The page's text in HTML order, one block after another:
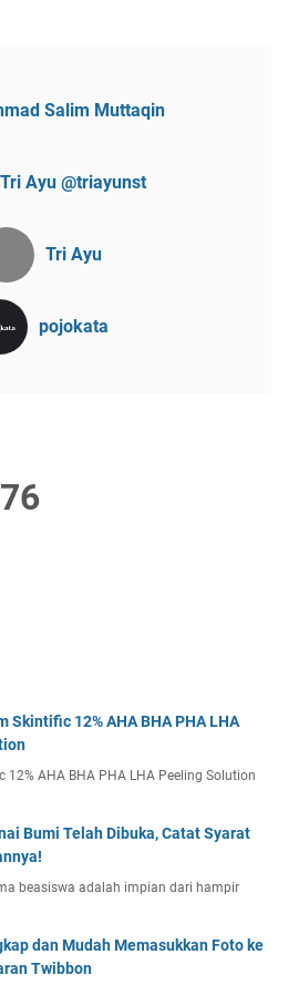
Salim Muttaqin
Tri Ayu @triayunst
Tri Ayu
pojokata
76
Skintific 12% AHA BHA PHA LHA
12% AHA BHA PHA LHA Peeling Solution
Bumi Telah Dibuka, Catat Syarat
beasiswa adalah impian dari hampir
dan Mudah Memasukkan Foto ke
Twibbon